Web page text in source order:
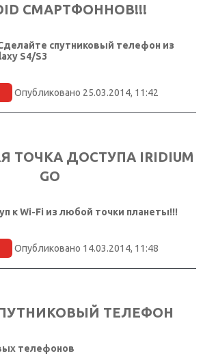
СМАРТФОННОВ!!!
спутниковый телефон из
S4/S3
Опубликовано 25.03.2014, 11:42
ТОЧКА ДОСТУПА IRIDIUM
GO
к Wi-Fi из любой точки планеты!!!
Опубликовано 14.03.2014, 11:48
ТЕЛЕФОН
телефонов